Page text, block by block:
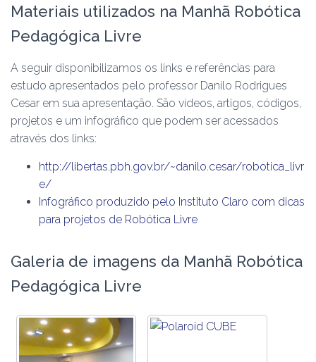
Materiais utilizados na Manhã Robótica
Pedagógica Livre
A seguir disponibilizamos os links e referências para
estudo apresentados pelo professor Danilo Rodrigues
Cesar em sua apresentação. São vídeos, artigos, códigos,
projetos e um infográfico que podem ser acessados
através dos links:
http://libertas.pbh.gov.br/~danilo.cesar/robotica_livr
e/
Infográfico produzido pelo Instituto Claro com dicas
para projetos de Robótica Livre
Galeria de imagens da Manhã Robótica
Pedagógica Livre